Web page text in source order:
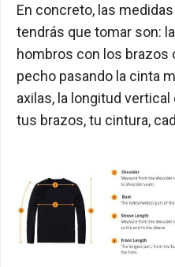
En concreto, las
tendrás que tomar son:
hombros con los brazos
pecho pasando la cinta
axilas, la longitud
tus brazos, tu cintura,